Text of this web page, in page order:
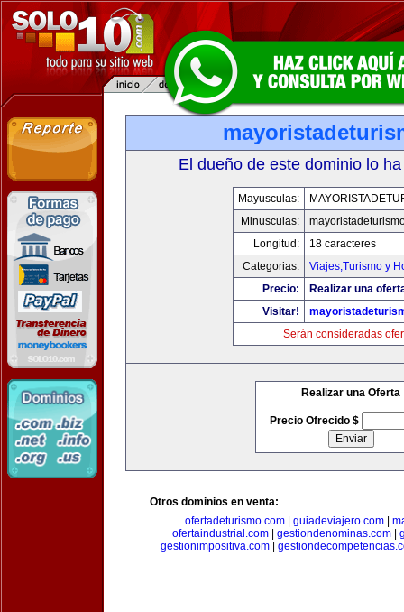
El dueño de este dominio lo
Mayusculas:
Minusculas:
Longitud:
18 caracteres
Categorias:
Viajes,Turismo y
Precio:
Realizar una
Visitar!
Serán consideradas
Realizar una Oferta
Precio Ofrecido $
Otros dominios en venta:
ofertadeturismo.com| guiadeviajero.com|
ofertaindustrial.com| gestiondenominas.com|
gestionimpositiva.com